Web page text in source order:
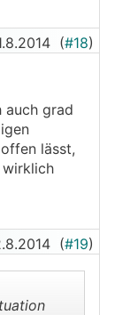
(#18)
auch grad
lässt,
(#19)